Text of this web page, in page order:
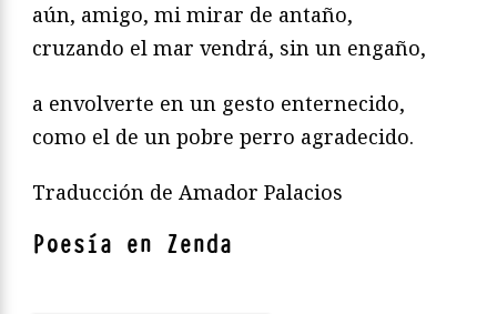
aún, amigo, mi mirar de antaño,
cruzando el mar vendrá, sin un engaño,
a envolverte en un gesto enternecido,
como el de un pobre perro agradecido.
Traducción de Amador Palacios
Poesía en Zenda